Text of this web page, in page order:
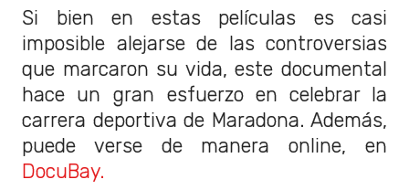
Si bien en estas películas es casi
imposible alejarse de las controversias
que marcaron su vida, este documental
hace un gran esfuerzo en celebrar la
carrera deportiva de Maradona. Además,
puede verse de manera online, en
DocuBay.